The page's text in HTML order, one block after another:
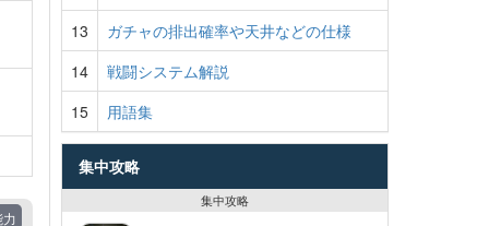
力
13
ガチャの排出確率や天井などの仕様
14
戦闘システム解説
15
用語集
集中攻略
集中攻略